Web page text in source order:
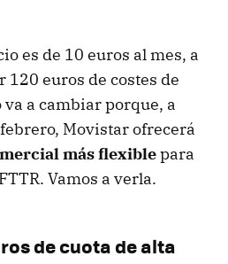
es de 10 euros al mes, a
120 euros de costes de
a cambiar porque, a
Movistar ofrecerá
más flexiblepara
Vamos a verla.
de cuota de alta